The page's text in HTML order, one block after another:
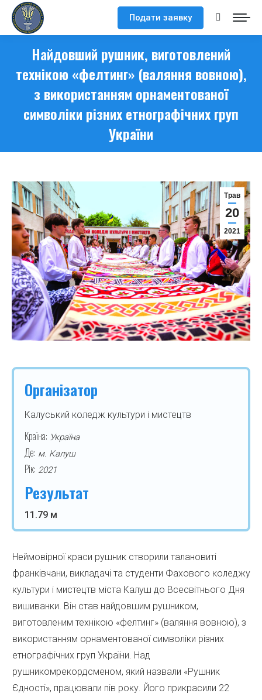
Подати заявку Search:
Найдовший рушник, виготовлений
технікою «фелтинг» (валяння вовною),
з використанням орнаментованої
символіки різних етнографічних груп
України
Трав
20
2021
Організатор
Калуський коледж культури і мистецтв
Країна: Україна
Де: м. Калуш
Рік: 2021
Результат
11.79 м
Неймовірної краси рушник створили талановиті
франківчани, викладачі та студенти Фахового коледжу
культури і мистецтв міста Калуш до Всесвітнього Дня
вишиванки. Він став найдовшим рушником,
виготовленим технікою «фелтинг» (валяння вовною), з
використанням орнаментованої символіки різних
етнографічних груп України. Над
рушникомрекордсменом, який назвали «Рушник
Єдності», працювали пів року. Його прикрасили 22